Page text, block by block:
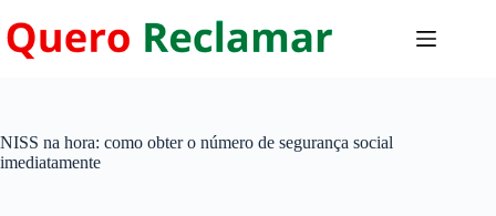
para
o
NISS na hora: como obter o número de segurança social
imediatamente